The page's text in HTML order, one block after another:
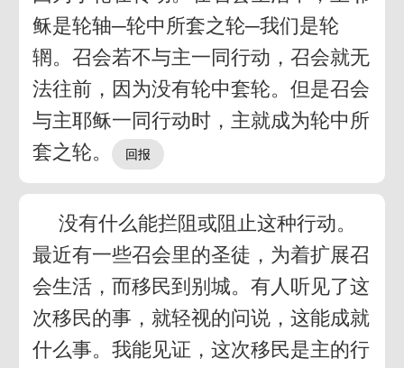
稣是轮轴─轮中所套之轮─我们是轮
辋。召会若不与主一同行动，召会就无
法往前，因为没有轮中套轮。但是召会
与主耶稣一同行动时，主就成为轮中所
套之轮。
没有什么能拦阻或阻止这种行动。
最近有一些召会里的圣徒，为着扩展召
会生活，而移民到别城。有人听见了这
次移民的事，就轻视的问说，这能成就
什么事。我能见证，这次移民是主的行